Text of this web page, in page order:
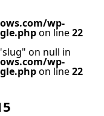
wp-
on line22
on null in
wp-
on line22